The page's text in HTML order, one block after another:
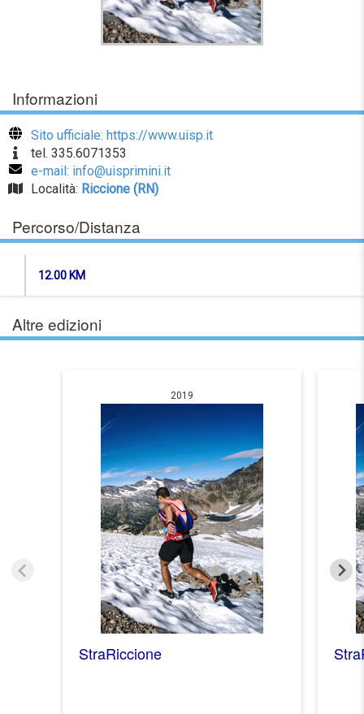
Informazioni
Sito ufficiale: https://www.uisp.it
tel. 335.6071353
e-mail: info@uisprimini.it
Località: Riccione (RN)
Percorso/Distanza
12.00 KM
Altre edizioni
2019
StraRiccione